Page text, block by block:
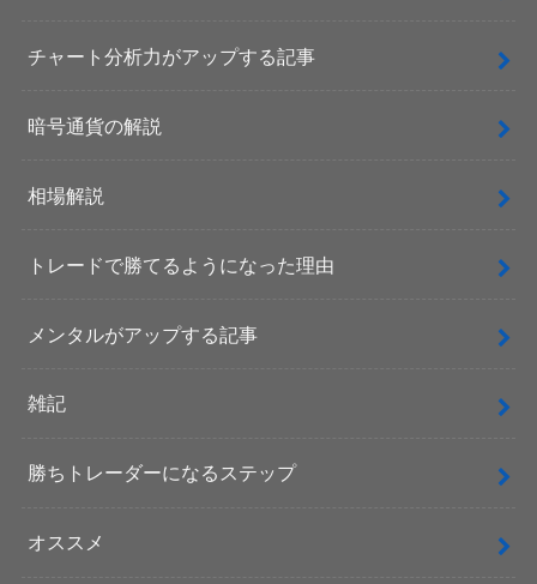
チャート分析力がアップする記事
暗号通貨の解説
相場解説
トレードで勝てるようになった理由
メンタルがアップする記事
雑記
勝ちトレーダーになるステップ
オススメ